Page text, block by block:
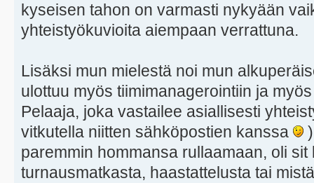
kyseisen tahon on varmasti nykyään
yhteistyökuvioita aiempaan verrattuna.
Lisäksi mun mielestä noi mun
ulottuu myös tiimimanagerointiin ja
Pelaaja, joka vastailee asiallisesti
vitkutella niitten sähköpostien kanssa
paremmin hommansa rullaamaan, oli
turnausmatkasta, haastattelusta tai